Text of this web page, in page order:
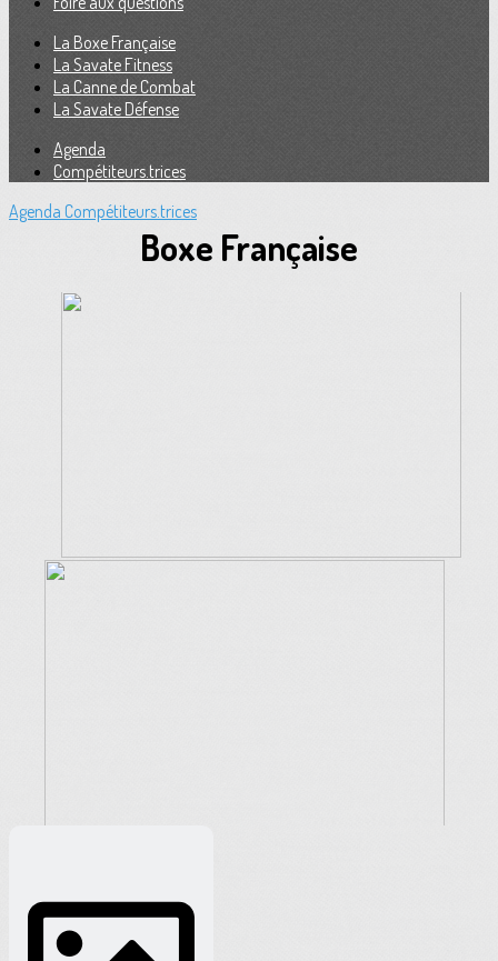
La Boxe Française
La Savate Fitness
La Canne de Combat
La Savate Défense
Agenda
Compétiteurs.trices
Agenda Compétiteurs.trices
Boxe Française